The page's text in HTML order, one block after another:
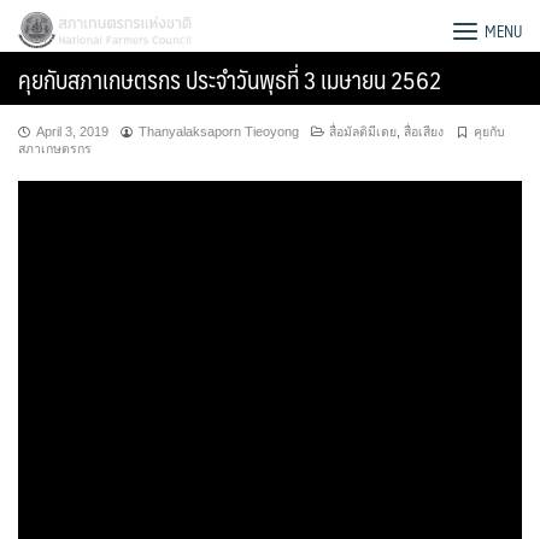
Skip
content
สภาเกษตรกรแห่งชาติ MENU
คุยกับสภาเกษตรกร ประจำวันพุธที่ 3 เมษายน 2562
April 3, 2019 Thanyalaksaporn Tieoyong สื่อมัลติมีเดย สื่อเสียง
คุยกับ
สภาเกษตรกร